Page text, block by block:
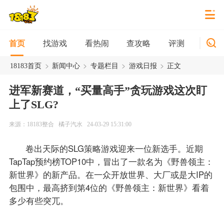
首页 找游戏 看热闹 查攻略 评测 新游
18183首页 > 新闻中心 > 专题栏目 > 游戏日报 > 正文
进军新赛道，“买量高手”贪玩游戏这次盯
上了SLG?
来源：18183整合 橘子汽水 24-03-29 15:31:00
卷出天际的SLG策略游戏迎来一位新选手。近期
TapTap预约榜TOP10中，冒出了一款名为《野兽领主：
新世界》的新产品。在一众开放世界、大厂或是大IP的
包围中，最高挤到第4位的《野兽领主：新世界》看着
多少有些突兀。